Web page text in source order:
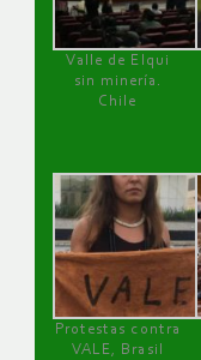
Valle de Elqui
sin minería.
Chile
Protestas contra
VALE, Brasil